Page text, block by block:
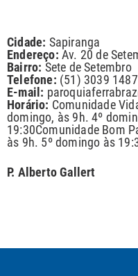
Cidade: Sapiranga
Endereço: Av. 20 de
Bairro: Sete de Setembro
Telefone: (51) 3039 1487
E-mail:
Horário: Comunidade
domingo, às 9h. 4º
19:30Comunidade Bom
às 9h. 5º domingo às
P. Alberto Gallert